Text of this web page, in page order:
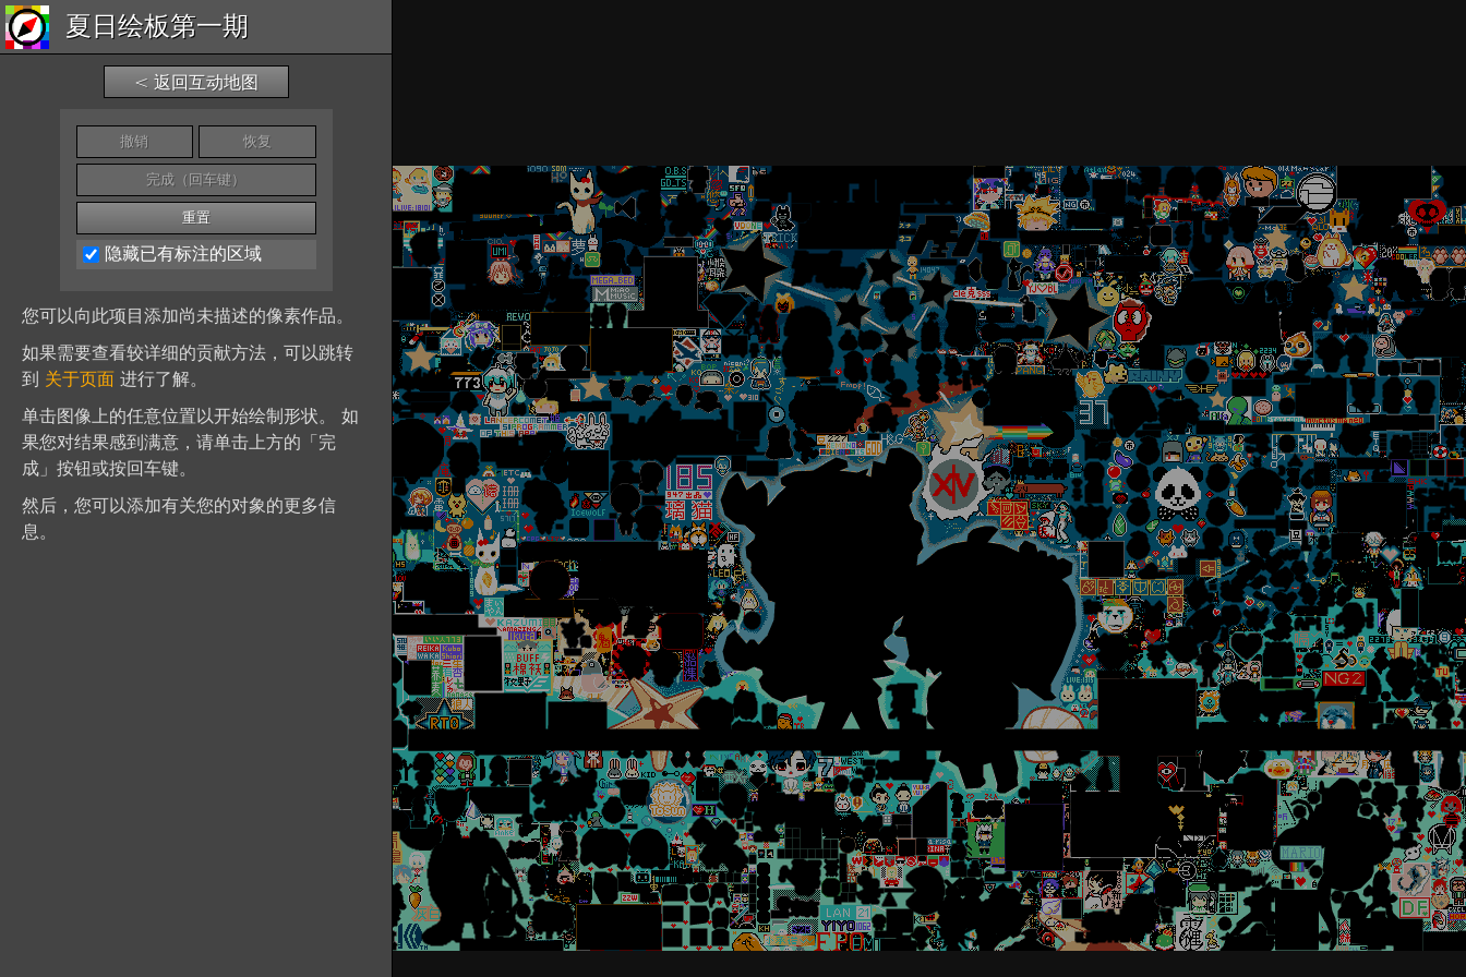
夏日绘板第一期
< 返回互动地图
撤销 恢复
完成（回车键）
重置
隐藏已有标注的区域
您可以向此项目添加尚未描述的像素作品。
如果需要查看较详细的贡献方法，可以跳转
到 关于页面 进行了解。
单击图像上的任意位置以开始绘制形状。 如
果您对结果感到满意，请单击上方的「完
成」按钮或按回车键。
然后，您可以添加有关您的对象的更多信
息。